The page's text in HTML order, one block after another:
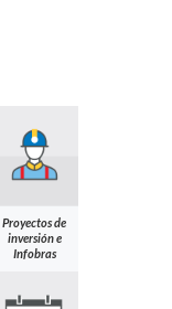
Proyectos de
inversión e
Infobras